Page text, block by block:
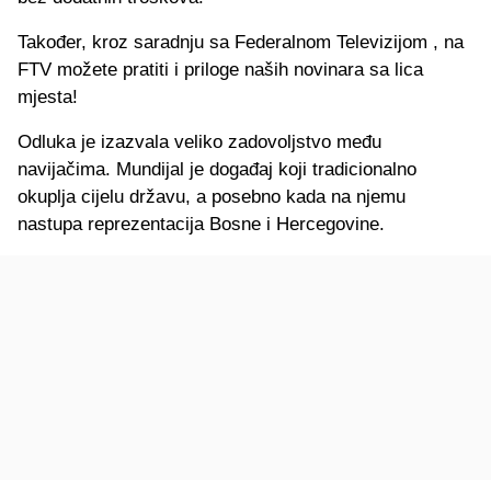
Također, kroz saradnju sa Federalnom Televizijom , na
FTV možete pratiti i priloge naših novinara sa lica
mjesta!
Odluka je izazvala veliko zadovoljstvo među
navijačima. Mundijal je događaj koji tradicionalno
okuplja cijelu državu, a posebno kada na njemu
nastupa reprezentacija Bosne i Hercegovine.